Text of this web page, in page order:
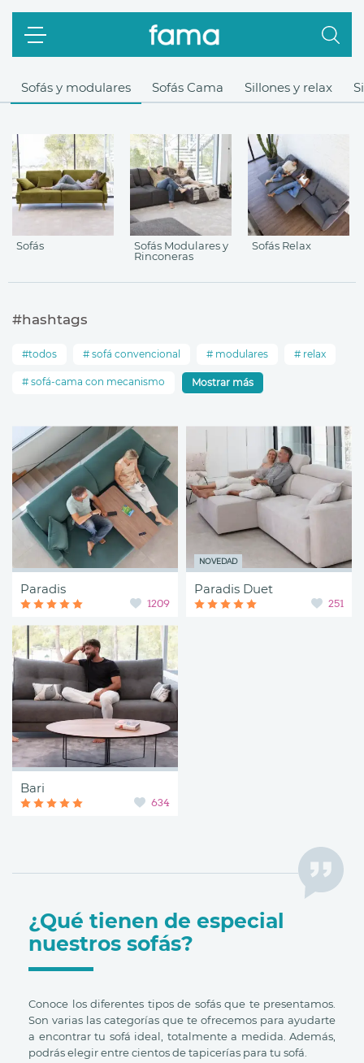
Sofás y modulares
Sofás
Sofás Modulares y
Rinconeras
Sofás Relax
Sofás Cama Sillones y relax
¿Qué tienen de especial
nuestros sofás?
Conoce los diferentes tipos de sofás que te presentamos.
Son varias las categorías que te ofrecemos para ayudarte
a encontrar tu sofá ideal, totalmente a medida. Además,
podrás elegir entre cientos de tapicerías para tu sofá.
#hashtags
todos sofá convencional modulares relax
sofá-cama con mecanismo Mostrar más
Paradis
1209
NOVEDAD
Paradis Duet
251
Bari
634